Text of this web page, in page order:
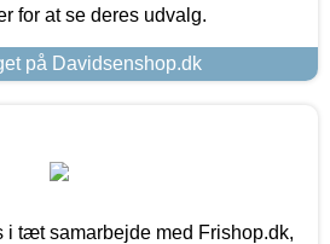
for at se deres udvalg.
på Davidsenshop.dk
i tæt samarbejde med Frishop.dk,